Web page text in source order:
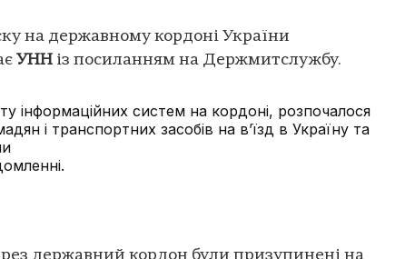
на державному кордоні України
УНН із посиланням на Держмитслужбу.
інформаційних систем на кордоні, розпочалося
і транспортних засобів на в’їзд в Україну та